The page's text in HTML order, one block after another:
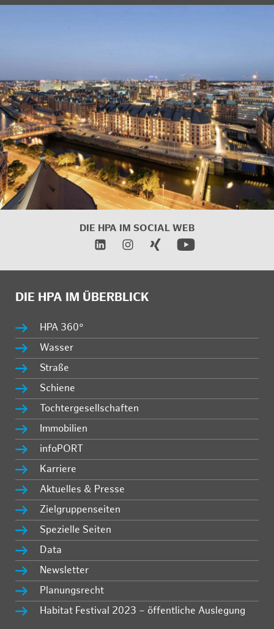
DIE HPA IM SOCIAL WEB
DIE HPA IM ÜBERBLICK
HPA 360°
Wasser
Straße
Schiene
Tochtergesellschaften
Immobilien
infoPORT
Karriere
Aktuelles & Presse
Zielgruppenseiten
Spezielle Seiten
Data
Newsletter
Planungsrecht
Habitat Festival 2023 – öffentliche Auslegung